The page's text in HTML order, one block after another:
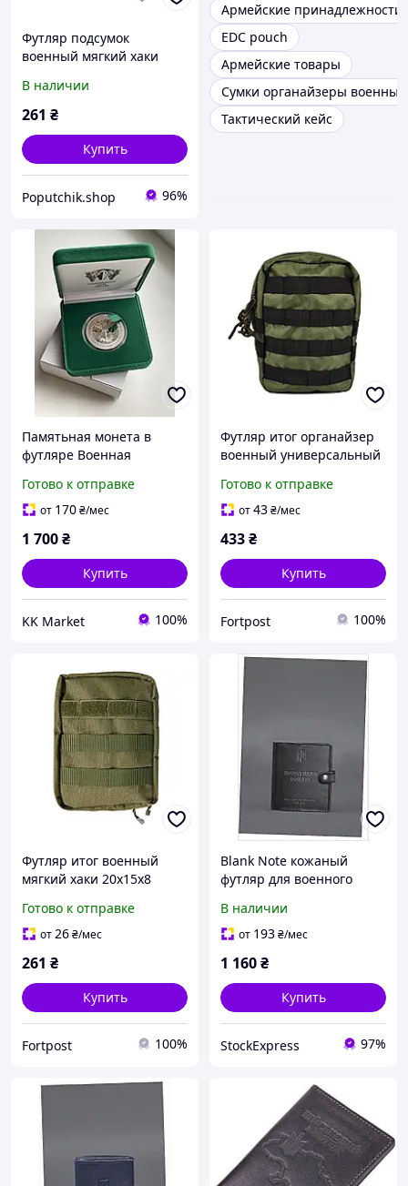
Футляр подсумок
военный мягкий хаки
Poputchik
В наличии
261 ₴
Купить
Poputchik.shop 96%
Армейские принадлежности
EDC pouch
Армейские товары
Сумки органайзеры военные
Тактический кейс
Памятьная монета в
футляре Военная
(зеленый футляр) 2023
Готово к отправке
от 170₴/мес
1 700₴
Купить
KK Market 100%
Футляр итог органайзер
военный универсальный
Готово к отправке
от43₴/мес
433₴
Купить
Fortpost 100%
Футляр итог военный
мягкий хаки 20х15х8
Готово к отправке
от26₴/мес
261 ₴
Купить
Fortpost 100%
Blank Note кожаный
футляр для военного
B813198KE2
В наличии
от 193₴/мес
1 160₴
Купить
StockExpress 97%